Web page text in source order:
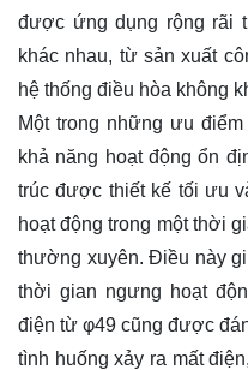
được ứng dụng rộng rãi
khác nhau, từ sản xuất
hệ thống điều hòa không
Một trong những ưu
khả năng hoạt động ổn
trúc được thiết kế tối ưu
hoạt động trong một thời
thường xuyên. Điều này
thời gian ngưng hoạt
điện từ φ49 cũng được
tình huống xảy ra mất